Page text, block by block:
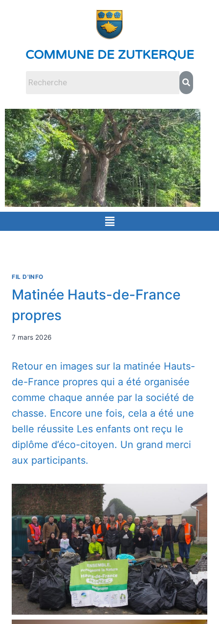
COMMUNE DE ZUTKERQUE
FIL D'INFO
Matinée Hauts-de-France
propres
7 mars 2026
Retour en images sur la matinée Hauts-
de-France propres qui a été organisée
comme chaque année par la société de
chasse. Encore une fois, cela a été une
belle réussite Les enfants ont reçu le
diplôme d’éco-citoyen. Un grand merci
aux participants.